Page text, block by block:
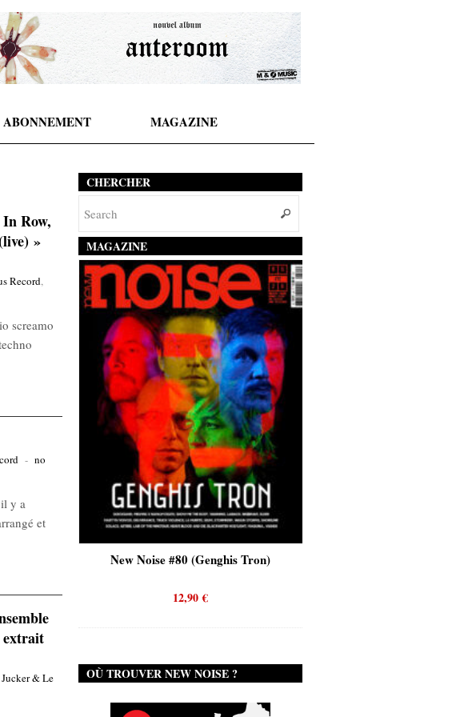
ABONNEMENT MAGAZINE
Row,
»
Record,
screamo
- no
y a
et
extrait
& Le
CHERCHER
MAGAZINE
New Noise #80 (Genghis Tron)
12,90€
OÙ TROUVER NEW NOISE ?